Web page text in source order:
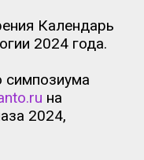
Календарь
2024 года.
симпозиума
на
2024,